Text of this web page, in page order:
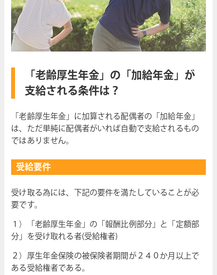
「老齢厚生年金」の「加給年金」が
支給される条件は？
「老齢厚生年金」に加算される配偶者の「加給年金」
は、ただ単純に配偶者がいれば自動で支給されるもの
ではありません。
受給要件
受け取る為には、下記の要件を満たしていることが必
要です。
１）「老齢厚生年金」の「報酬比例部分」と「定額部
分」を受け取れる者(受給権者)
２）厚生年金保険の被保険者期間が２４０か月以上で
ある受給権者である。